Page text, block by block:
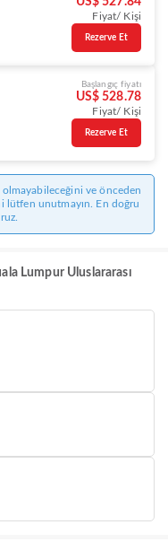
Fiyat/ Kişi
Rezerve Et
Başlangıç fiyatı
US$ 528.78
Fiyat/ Kişi
Rezerve Et
ve önceden
lütfen unutmayın. En doğru
Lumpur Uluslararası